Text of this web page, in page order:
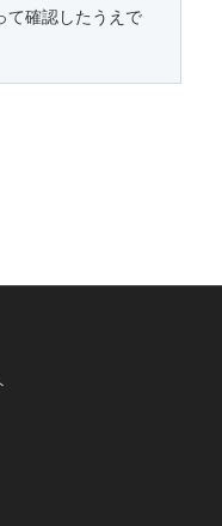
て確認したうえで